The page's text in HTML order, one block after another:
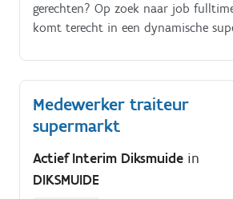
gerechten? Op zoek naar job
komt terecht in een dynamische
Medewerker traiteur
supermarkt
Actief Interim Diksmuide in
DIKSMUIDE